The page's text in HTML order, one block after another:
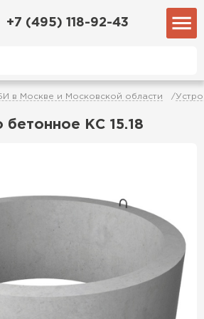
+7 (495) 118-92-43
в Москве и Московской области
бетонное КС 15.18